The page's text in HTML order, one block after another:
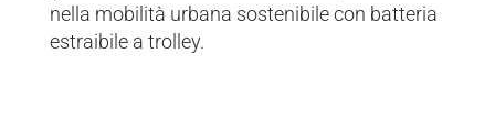
nella mobilità urbana sostenibile con batteria
estraibile a trolley.